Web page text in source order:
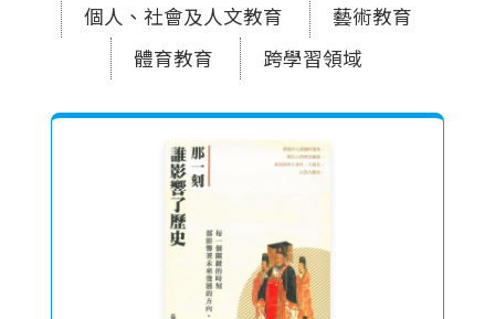
個人、社會及人文教育
藝術教育
體育教育
跨學習領域